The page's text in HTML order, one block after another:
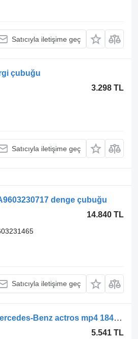
Satıcıyla iletişime geç
çubuğu
3.298 TL
Satıcıyla iletişime geç
denge çubuğu
14.840 TL
Satıcıyla iletişime geç
Mercedes-Benz Actros MP4 Antos Arocs (2012-) çekici için Mercedes-Benz actros mp4 1840 (01.12-) 9483571001 difrensiyel mili
5.541 TL